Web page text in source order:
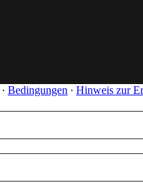
∙ Bedingungen ∙ Hinweis zur